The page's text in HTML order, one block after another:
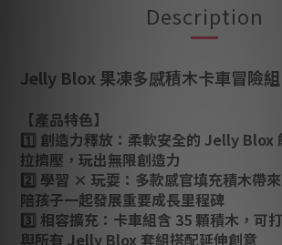
Description
Jelly Blox 果凍多感積木卡車冒險
【產品特色】
1️⃣ 創造力釋放：柔軟安全的 Jelly Blox
拉擠壓，玩出無限創造力
2️⃣ 學習 × 玩耍：多款感官填充積木帶來
陪孩子一起發展重要成長里程碑
3️⃣ 相容擴充：卡車組含 35 顆積木，可
與所有 Jelly Blox 套組搭配延伸創意